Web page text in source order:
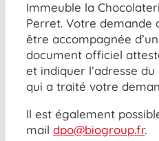
Immeuble la
Perret. Votre
être accompagnée
document officiel
et indiquer l’adresse
qui a traité votre
Il est également
mail dpo@biogroup.fr.